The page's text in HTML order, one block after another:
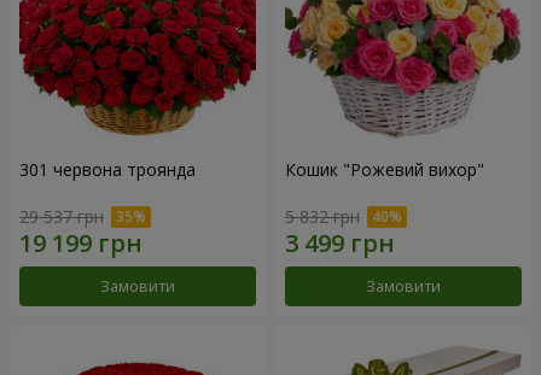
301 червона троянда
29 537 грн
Замовити
Кошик "Рожевий вихор"
5 832 грн
Замовити